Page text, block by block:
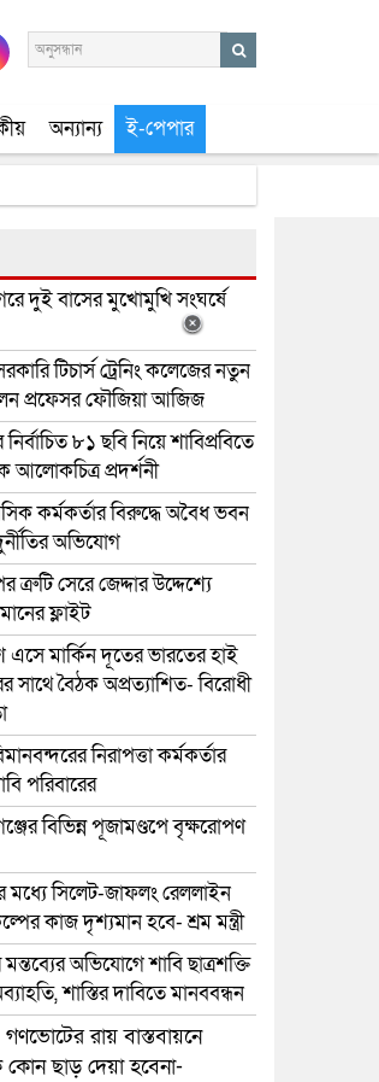
অন্যান্য ই-পেপার
দুই বাসের মুখোমুখি সংঘর্ষে
টিচার্স ট্রেনিং কলেজের নতুন
প্রফেসর ফৌজিয়া আজিজ
৮১ ছবি নিয়ে শাবিপ্রবিতে
আলোকচিত্র প্রদর্শনী
কর্মকর্তার বিরুদ্ধে অবৈধ ভবন
অভিযোগ
ত্রুটি সেরে জেদ্দার উদ্দেশ্যে
ফ্লাইট
এসে মার্কিন দূতের ভারতের হাই
সাথে বৈঠক অপ্রত্যাশিত- বিরোধী
নিরাপত্তা কর্মকর্তার
পরিবারের
বিভিন্ন পূজামণ্ডপে বৃক্ষরোপণ
সিলেট-জাফলং রেললাইন
কাজ দৃশ্যমান হবে- শ্রম মন্ত্রী
অভিযোগে শাবি ছাত্রশক্তি
শাস্তির দাবিতে মানববন্ধন
রায় বাস্তবায়নে
ছাড় দেয়া হবেনা-